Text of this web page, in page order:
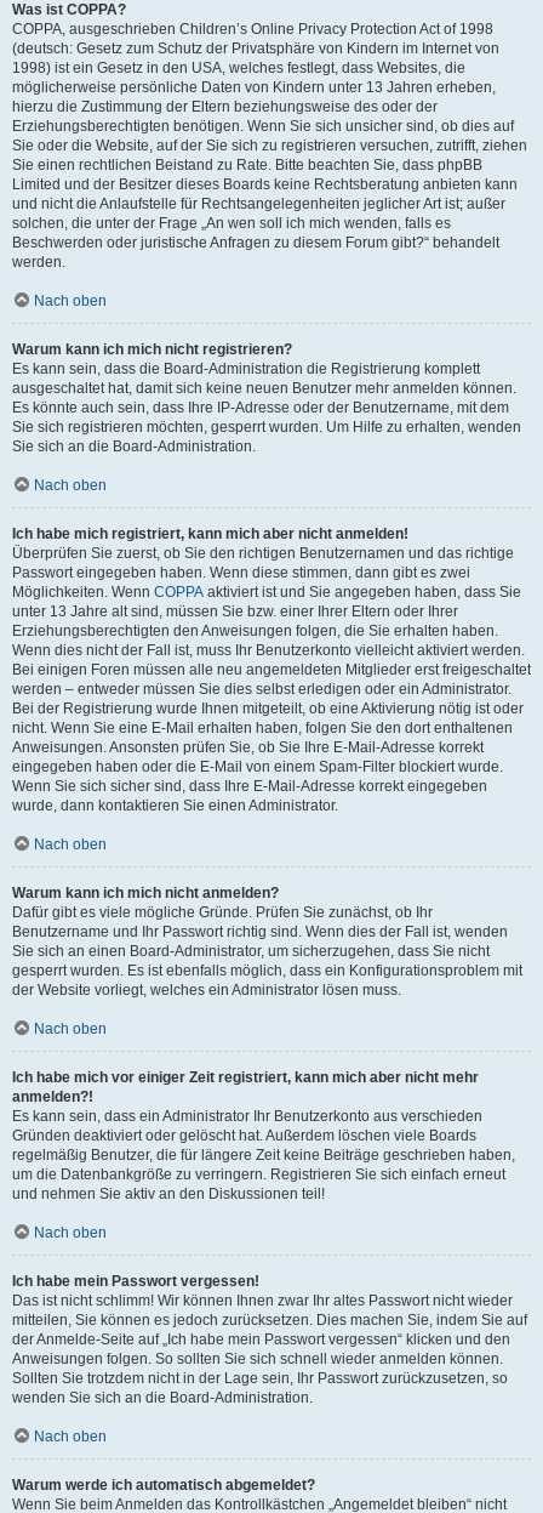
Was ist COPPA?
COPPA, ausgeschrieben Children’s Online Privacy Protection Act of 1998
(deutsch: Gesetz zum Schutz der Privatsphäre von Kindern im Internet von
1998) ist ein Gesetz in den USA, welches festlegt, dass Websites, die
möglicherweise persönliche Daten von Kindern unter 13 Jahren erheben,
hierzu die Zustimmung der Eltern beziehungsweise des oder der
Erziehungsberechtigten benötigen. Wenn Sie sich unsicher sind, ob dies auf
Sie oder die Website, auf der Sie sich zu registrieren versuchen, zutrifft, ziehen
Sie einen rechtlichen Beistand zu Rate. Bitte beachten Sie, dass phpBB
Limited und der Besitzer dieses Boards keine Rechtsberatung anbieten kann
und nicht die Anlaufstelle für Rechtsangelegenheiten jeglicher Art ist; außer
solchen, die unter der Frage „An wen soll ich mich wenden, falls es
Beschwerden oder juristische Anfragen zu diesem Forum gibt?“ behandelt
werden.
Nach oben
Warum kann ich mich nicht registrieren?
Es kann sein, dass die Board-Administration die Registrierung komplett
ausgeschaltet hat, damit sich keine neuen Benutzer mehr anmelden können.
Es könnte auch sein, dass Ihre IP-Adresse oder der Benutzername, mit dem
Sie sich registrieren möchten, gesperrt wurden. Um Hilfe zu erhalten, wenden
Sie sich an die Board-Administration.
Nach oben
Ich habe mich registriert, kann mich aber nicht anmelden!
Überprüfen Sie zuerst, ob Sie den richtigen Benutzernamen und das richtige
Passwort eingegeben haben. Wenn diese stimmen, dann gibt es zwei
Möglichkeiten. Wenn COPPA aktiviert ist und Sie angegeben haben, dass Sie
unter 13 Jahre alt sind, müssen Sie bzw. einer Ihrer Eltern oder Ihrer
Erziehungsberechtigten den Anweisungen folgen, die Sie erhalten haben.
Wenn dies nicht der Fall ist, muss Ihr Benutzerkonto vielleicht aktiviert werden.
Bei einigen Foren müssen alle neu angemeldeten Mitglieder erst freigeschaltet
werden – entweder müssen Sie dies selbst erledigen oder ein Administrator.
Bei der Registrierung wurde Ihnen mitgeteilt, ob eine Aktivierung nötig ist oder
nicht. Wenn Sie eine E-Mail erhalten haben, folgen Sie den dort enthaltenen
Anweisungen. Ansonsten prüfen Sie, ob Sie Ihre E-Mail-Adresse korrekt
eingegeben haben oder die E-Mail von einem Spam-Filter blockiert wurde.
Wenn Sie sich sicher sind, dass Ihre E-Mail-Adresse korrekt eingegeben
wurde, dann kontaktieren Sie einen Administrator.
Nach oben
Warum kann ich mich nicht anmelden?
Dafür gibt es viele mögliche Gründe. Prüfen Sie zunächst, ob Ihr
Benutzername und Ihr Passwort richtig sind. Wenn dies der Fall ist, wenden
Sie sich an einen Board-Administrator, um sicherzugehen, dass Sie nicht
gesperrt wurden. Es ist ebenfalls möglich, dass ein Konfigurationsproblem mit
der Website vorliegt, welches ein Administrator lösen muss.
Nach oben
Ich habe mich vor einiger Zeit registriert, kann mich aber nicht mehr
anmelden?!
Es kann sein, dass ein Administrator Ihr Benutzerkonto aus verschieden
Gründen deaktiviert oder gelöscht hat. Außerdem löschen viele Boards
regelmäßig Benutzer, die für längere Zeit keine Beiträge geschrieben haben,
um die Datenbankgröße zu verringern. Registrieren Sie sich einfach erneut
und nehmen Sie aktiv an den Diskussionen teil!
Nach oben
Ich habe mein Passwort vergessen!
Das ist nicht schlimm! Wir können Ihnen zwar Ihr altes Passwort nicht wieder
mitteilen, Sie können es jedoch zurücksetzen. Dies machen Sie, indem Sie auf
der Anmelde-Seite auf „Ich habe mein Passwort vergessen“ klicken und den
Anweisungen folgen. So sollten Sie sich schnell wieder anmelden können.
Sollten Sie trotzdem nicht in der Lage sein, Ihr Passwort zurückzusetzen, so
wenden Sie sich an die Board-Administration.
Nach oben
Warum werde ich automatisch abgemeldet?
Wenn Sie beim Anmelden das Kontrollkästchen „Angemeldet bleiben“ nicht